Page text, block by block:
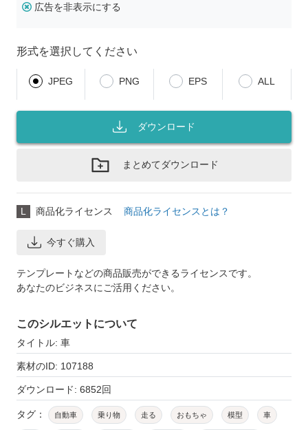
広告を非表示にする
形式を選択してください
JPEG PNG EPS ALL
ダウンロード
まとめてダウンロード
L 商品化ライセンス 商品化ライセンスとは？
今すぐ購入
テンプレートなどの商品販売ができるライセンスです。
あなたのビジネスにご活用ください。
このシルエットについて
タイトル: 車
素材のID: 107188
ダウンロード: 6852回
タグ： 自動車 乗り物 走る おもちゃ 模型 車